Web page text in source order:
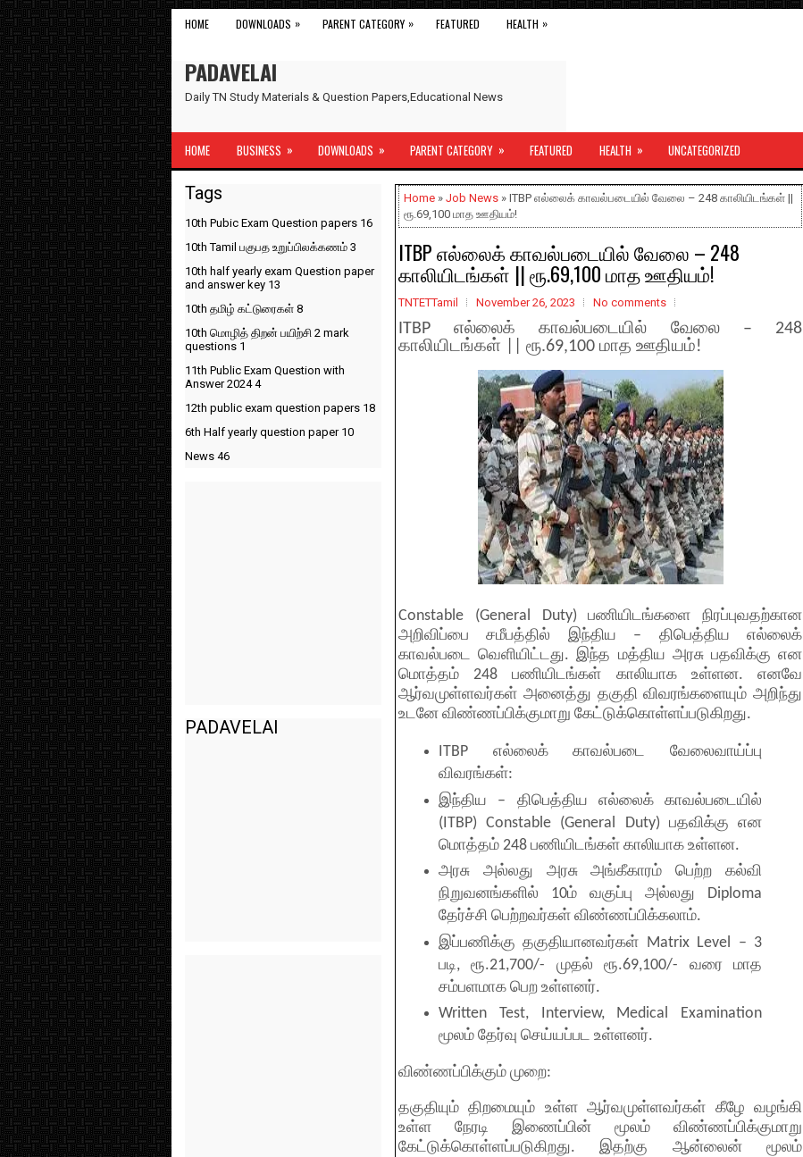
HOME DOWNLOADS » PARENT CATEGORY » FEATURED HEALTH »
PADAVELAI
Daily TN Study Materials & Question Papers,Educational News
HOME BUSINESS » DOWNLOADS » PARENT CATEGORY » FEATURED HEALTH » UNCATEGORIZED
Home » Job News » ITBP எல்லைக் காவல்படையில் வேலை – 248 காலியிடங்கள் ||
ரூ.69,100 மாத ஊதியம்!
ITBP எல்லைக் காவல்படையில் வேலை – 248
காலியிடங்கள் || ரூ.69,100 மாத ஊதியம்!
TNTETTamil November 26, 2023 No comments
ITBP எல்லைக் காவல்படையில் வேலை – 248
காலியிடங்கள் || ரூ.69,100 மாத ஊதியம்!
Constable (General Duty) பணியிடங்களை நிரப்புவதற்கான
அறிவிப்பை சமீபத்தில் இந்திய – திபெத்திய எல்லைக்
காவல்படை வெளியிட்டது. இந்த மத்திய அரசு பதவிக்கு என
மொத்தம் 248 பணியிடங்கள் காலியாக உள்ளன. எனவே
ஆர்வமுள்ளவர்கள் அனைத்து தகுதி விவரங்களையும் அறிந்து
உடனே விண்ணப்பிக்குமாறு கேட்டுக்கொள்ளப்படுகிறது.
ITBP எல்லைக் காவல்படை வேலைவாய்ப்பு
விவரங்கள்:
இந்திய – திபெத்திய எல்லைக் காவல்படையில்
(ITBP) Constable (General Duty) பதவிக்கு என
மொத்தம் 248 பணியிடங்கள் காலியாக உள்ளன.
அரசு அல்லது அரசு அங்கீகாரம் பெற்ற கல்வி
நிறுவனங்களில் 10ம் வகுப்பு அல்லது Diploma
தேர்ச்சி பெற்றவர்கள் விண்ணப்பிக்கலாம்.
இப்பணிக்கு தகுதியானவர்கள் Matrix Level – 3
படி, ரூ.21,700/- முதல் ரூ.69,100/- வரை மாத
சம்பளமாக பெற உள்ளனர்.
Written Test, Interview, Medical Examination
மூலம் தேர்வு செய்யப்பட உள்ளனர்.
விண்ணப்பிக்கும் முறை:
தகுதியும் திறமையும் உள்ள ஆர்வமுள்ளவர்கள் கீழே வழங்கி
உள்ள நேரடி இணைப்பின் மூலம் விண்ணப்பிக்குமாறு
கேட்டுக்கொள்ளப்படுகிறது. இதற்கு ஆன்லைன் மூலம்
Tags
10th Pubic Exam Question papers 16
10th Tamil பகுபத உறுப்பிலக்கணம் 3
10th half yearly exam Question paper
and answer key 13
10th தமிழ் கட்டுரைகள் 8
10th மொழித் திறன் பயிற்சி 2 mark
questions 1
11th Public Exam Question with
Answer 20244
12th public exam question papers 18
6th Half yearly question paper 10
News 46
PADAVELAI